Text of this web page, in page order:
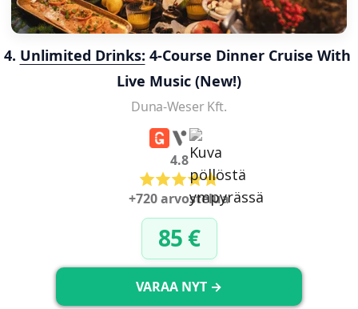
4. Unlimited Drinks: 4-Course Dinner Cruise With
Live Music (New!)
Duna-Weser Kft.
4.8
+720 arvostelua
85 €
VARAA NYT →